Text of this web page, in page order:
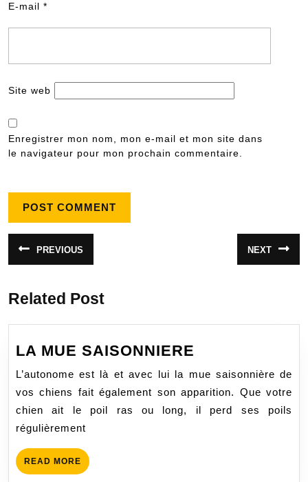
E-mail *
Site web
Enregistrer mon nom, mon e-mail et mon site dans
le navigateur pour mon prochain commentaire.
Navigation
de
PREVIOUS
précédent
NEXT
suivant
Related Post
LA MUE SAISONNIERE
MUE
SAISONNIERE
L’autonome est là et avec lui la mue saisonnière de
vos chiens fait également son apparition. Que votre
chien ait le poil ras ou long, il perd ses poils
régulièrement
READ MORE READ
MORE